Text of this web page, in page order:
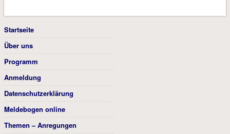
Startseite
Über uns
Programm
Anmeldung
Datenschutzerklärung
Meldebogen online
Themen – Anregungen